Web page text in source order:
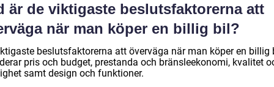
är de viktigaste beslutsfaktorerna att
när man köper en billig bil?
beslutsfaktorerna att överväga när man köper en billig
pris och budget, prestanda och bränsleekonomi, kvalitet
samt design och funktioner.